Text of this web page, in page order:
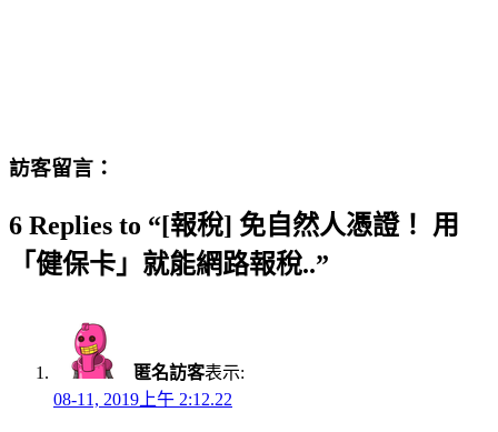
訪客留言：
6 Replies to “[報稅] 免自然人憑證！ 用
「健保卡」就能網路報稅..”
匿名訪客表示:
08-11, 2019上午 2:12.22